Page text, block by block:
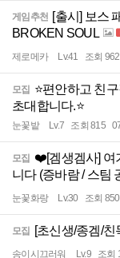
게임추천 [출시] 보스
BROKEN SOUL
제로메카 Lv.41 조회 962
모집 ⭐️편안하고 친
초대합니다.⭐️
눈꽃밭 Lv.7 조회 815
모집 ❤️[겜생겜사] 여
니다 (증바람 / 스팀
눈꽃화랑 Lv.30 조회 850
모집 [초신생/종겜/친
송이시끄러워 Lv.9 조회